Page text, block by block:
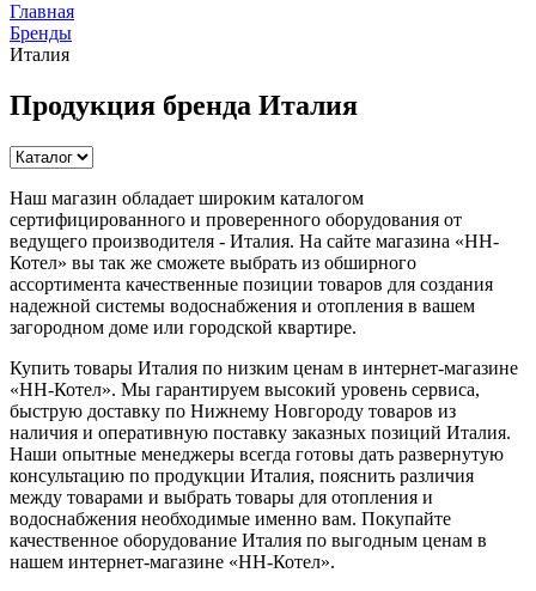
Главная
Бренды
Италия
Продукция бренда Италия
Наш магазин обладает широким каталогом
сертифицированного и проверенного оборудования от
ведущего производителя - Италия. На сайте магазина «НН-
Котел» вы так же сможете выбрать из обширного
ассортимента качественные позиции товаров для создания
надежной системы водоснабжения и отопления в вашем
загородном доме или городской квартире.
Купить товары Италия по низким ценам в интернет-магазине
«НН-Котел». Мы гарантируем высокий уровень сервиса,
быструю доставку по Нижнему Новгороду товаров из
наличия и оперативную поставку заказных позиций Италия.
Наши опытные менеджеры всегда готовы дать развернутую
консультацию по продукции Италия, пояснить различия
между товарами и выбрать товары для отопления и
водоснабжения необходимые именно вам. Покупайте
качественное оборудование Италия по выгодным ценам в
нашем интернет-магазине «НН-Котел».